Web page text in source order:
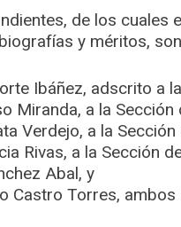
de los cuales
y méritos,
Ibáñez, adscrito a
Miranda, a la
Verdejo, a la
Rivas, a la Sección
Abal, y
Castro Torres,